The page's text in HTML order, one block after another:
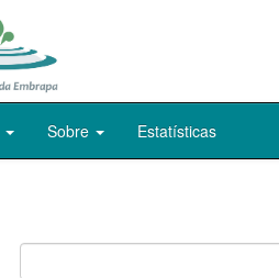
Sobre Estatísticas